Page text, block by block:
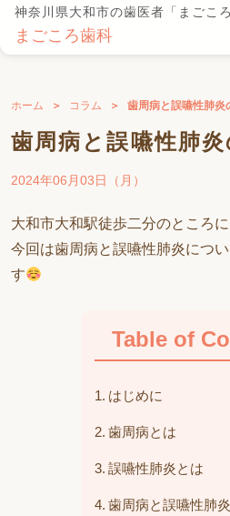
神奈川県大和市の歯医者「まごころ
まごころ歯科
ホーム コラム 歯周病と誤嚥性肺炎
歯周病と誤嚥性肺
2024年06月03日（月）
大和市大和駅徒歩二分のところ
今回は歯周病と誤嚥性肺炎につ
す
Table of
はじめに
歯周病とは
誤嚥性肺炎とは
歯周病と誤嚥性肺